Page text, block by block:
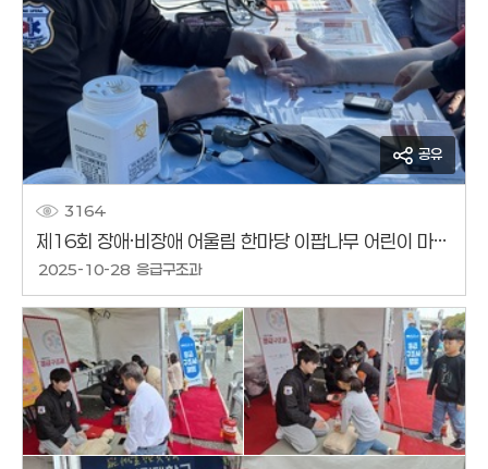
공유
3164
제16회 장애·비장애 어울림 한마당 이팝나무 어린이 마을축제 & 가을정원 페스티벌
작성날짜
2025-10-28
작성자
응급구조과